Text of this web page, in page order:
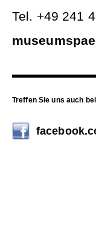
Tel. +49 241
Treffen Sie uns auch